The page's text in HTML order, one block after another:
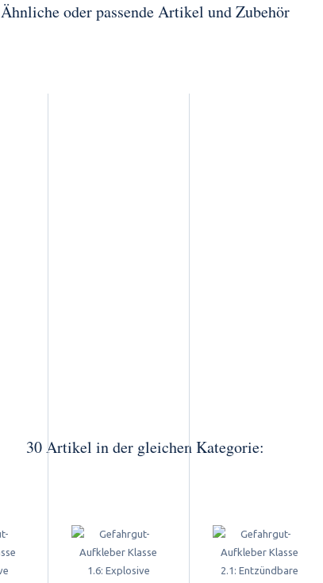
Ähnliche oder passende Artikel und Zubehör
30 Artikel in der gleichen Kategorie: